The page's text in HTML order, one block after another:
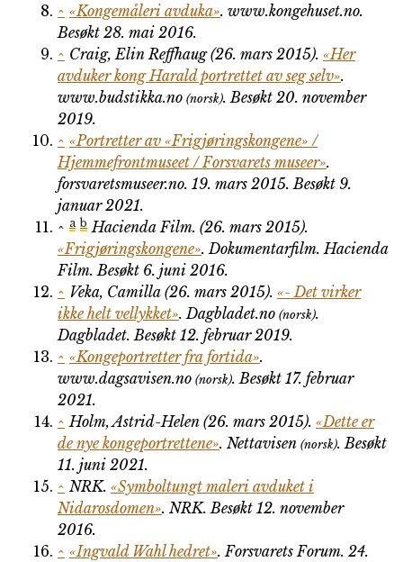
^ «Kongemåleri avduka». www.kongehuset.no.
Besøkt 28. mai 2016.
^ Craig, Elin Reffhaug (26. mars 2015). «Her
avduker kong Harald portrettet av seg selv».
www.budstikka.no (norsk). Besøkt 20. november
2019.
^ «Portretter av «Frigjøringskongene» /
Hjemmefrontmuseet / Forsvarets museer».
forsvaretsmuseer.no. 19. mars 2015. Besøkt 9.
januar 2021.
^ a b Hacienda Film. (26. mars 2015).
«Frigjøringskongene». Dokumentarfilm. Hacienda
Film. Besøkt 6. juni 2016.
^ Veka, Camilla (26. mars 2015). «- Det virker
ikke helt vellykket». Dagbladet.no (norsk).
Dagbladet. Besøkt 12. februar 2019.
^ «Kongeportretter fra fortida».
www.dagsavisen.no (norsk). Besøkt 17. februar
2021.
^ Holm, Astrid-Helen (26. mars 2015). «Dette er
de nye kongeportrettene». Nettavisen (norsk). Besøkt
11. juni 2021.
^ NRK. «Symboltungt maleri avduket i
Nidarosdomen». NRK. Besøkt 12. november
2016.
^ «Ingvald Wahl hedret». Forsvarets Forum. 24.